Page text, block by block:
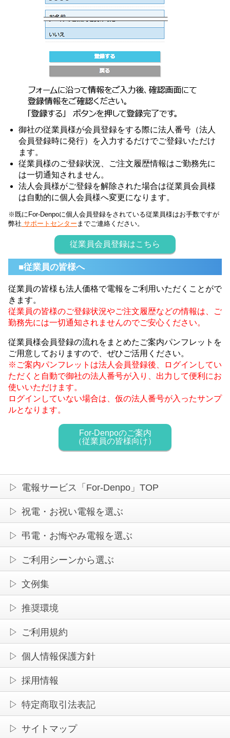
御社の従業員様が会員登録をする際に法人番号（法人
会員登録時に発行）を入力するだけでご登録いただけ
ます。
従業員様のご登録状況、ご注文履歴情報はご勤務先に
は一切通知されません。
法人会員様がご登録を解除された場合は従業員会員様
は自動的に個人会員様へ変更になります。
※既にFor-Denpoに個人会員登録をされている従業員様はお手数ですが
弊社 サポートセンター までご連絡ください。
従業員会員登録はこちら
■従業員の皆様へ
従業員の皆様も法人価格で電報をご利用いただくことがで
きます。
従業員の皆様のご登録状況やご注文履歴などの情報は、ご
勤務先には一切通知されませんのでご安心ください。
従業員様会員登録の流れをまとめたご案内パンフレットを
ご用意しておりますので、ぜひご活用ください。
※ご案内パンフレットは法人会員登録後、ログインしてい
ただくと自動で御社の法人番号が入り、出力して便利にお
使いいただけます。
ログインしていない場合は、仮の法人番号が入ったサンプ
ルとなります。
For-Denpoのご案内
（従業員の皆様向け）
電報サービス「For-Denpo」TOP
祝電・お祝い電報を選ぶ
弔電・お悔やみ電報を選ぶ
ご利用シーンから選ぶ
文例集
推奨環境
ご利用規約
個人情報保護方針
採用情報
特定商取引法表記
サイトマップ